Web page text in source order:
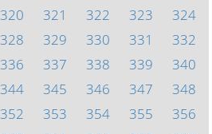
320 321 322 323
324
328 329 330 331
332
336 337 338 339
340
344 345 346 347
348
352 353 354 355
356